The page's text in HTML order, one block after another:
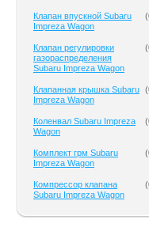
Клапан впускной Subaru
Impreza Wagon
(
Клапан регулировки
газораспределения
Subaru Impreza Wagon
(
Клапанная крышка Subaru
Impreza Wagon
(
Коленвал Subaru Impreza
Wagon
(
Комплект грм Subaru
Impreza Wagon
(
Компрессор клапана
Subaru Impreza Wagon
(